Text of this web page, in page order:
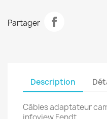
Partager
Description
Câbles adaptateur